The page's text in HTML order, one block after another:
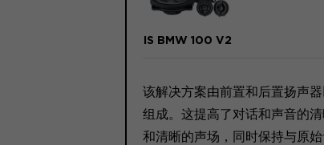
IS BMW 100 V2
该解决方案由前置和后置扬声
组成。这提高了对话和声音的
和清晰的声场，同时保持与原始